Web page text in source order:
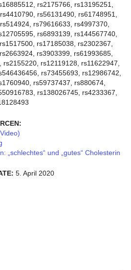
rs2175766, rs13195251,
rs56131490, rs61748951,
rs79616633, rs4997370,
rs6893139, rs144567740,
rs17185038, rs2302367,
rs3903399, rs61993685,
rs12119128, rs11622947,
rs73455693, rs12986742,
rs59737437, rs880674,
rs138026745, rs4233367,
„schlechtes“ und „gutes“ Cholesterin
5. April 2020